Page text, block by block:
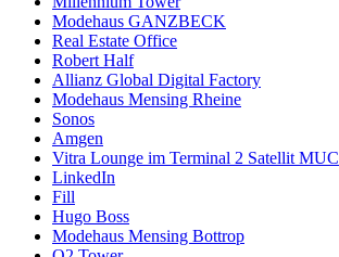
Modehaus GANZBECK
Real Estate Office
Robert Half
Allianz Global Digital Factory
Modehaus Mensing Rheine
Sonos
Amgen
Vitra Lounge im Terminal 2 Satellit MUC
LinkedIn
Fill
Hugo Boss
Modehaus Mensing Bottrop